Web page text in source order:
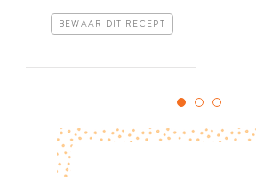
BEWAAR DIT RECEPT